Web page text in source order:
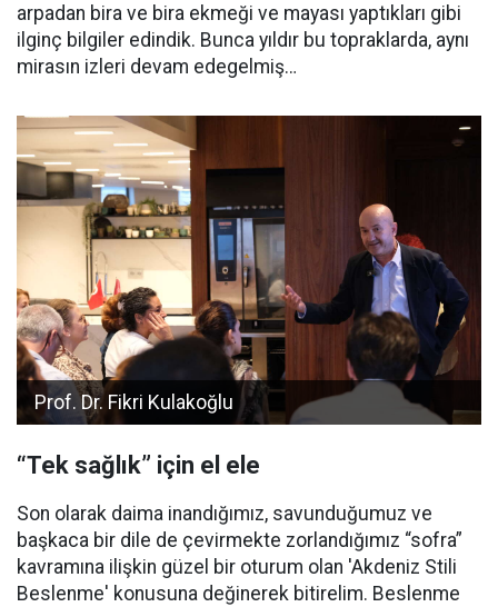
arpadan bira ve bira ekmeği ve mayası yaptıkları gibi
ilginç bilgiler edindik. Bunca yıldır bu topraklarda, aynı
mirasın izleri devam edegelmiş…
Prof. Dr. Fikri Kulakoğlu
“Tek sağlık” için el ele
Son olarak daima inandığımız, savunduğumuz ve
başkaca bir dile de çevirmekte zorlandığımız “sofra”
kavramına ilişkin güzel bir oturum olan 'Akdeniz Stili
Beslenme' konusuna değinerek bitirelim. Beslenme